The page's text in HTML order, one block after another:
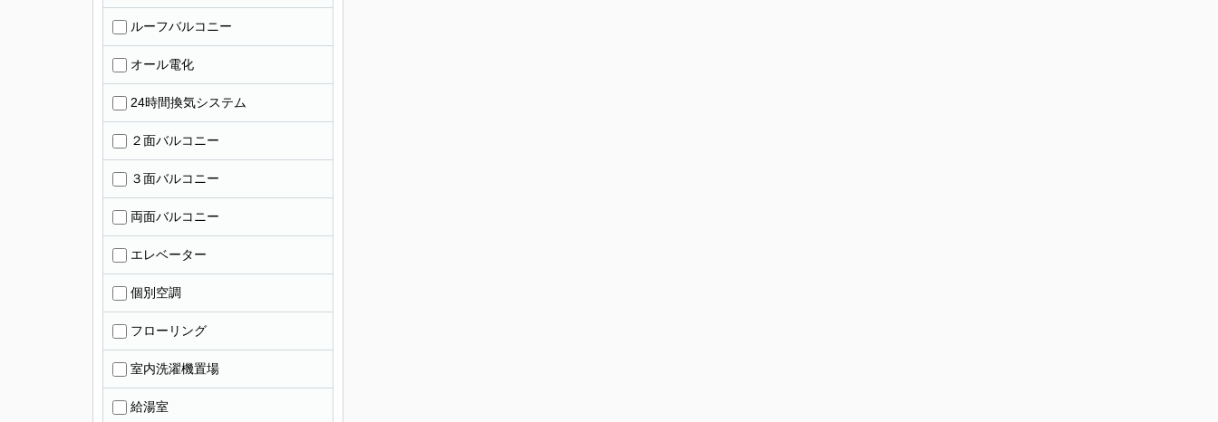
ルーフバルコニー
オール電化
24時間換気システム
２面バルコニー
３面バルコニー
両面バルコニー
エレベーター
個別空調
フローリング
室内洗濯機置場
給湯室